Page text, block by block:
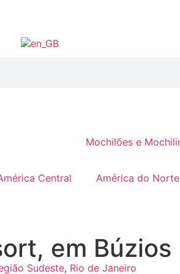
Central América do Norte
em Búzios
Sudeste, Rio de Janeiro